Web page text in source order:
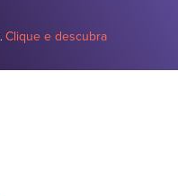
Clique e descubra